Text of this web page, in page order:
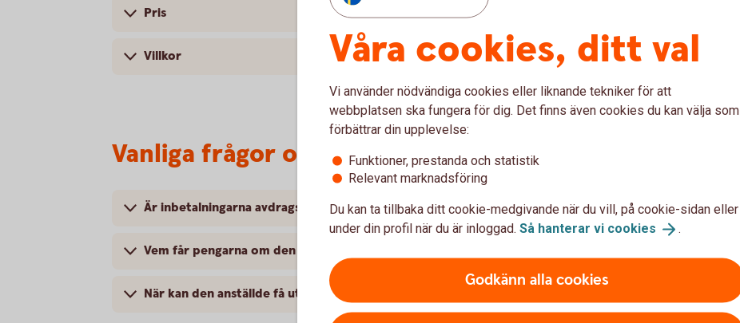
Pris
Villkor
Vanliga frågor och svar
Är inbetalningarna avdragsgilla för företaget?
Vem får pengarna om den försäkrade skulle avlida?
När kan den anställde få ut pengarna?
Våra cookies, ditt val
Vi använder nödvändiga cookies eller liknande tekniker för att
webbplatsen ska fungera för dig. Det finns även cookies du kan välja som
förbättrar din upplevelse:
Funktioner, prestanda och statistik
Relevant marknadsföring
Du kan ta tillbaka ditt cookie-medgivande när du vill, på cookie-sidan eller
under din profil när du är inloggad. Så hanterar vi cookies .
Godkänn alla cookies